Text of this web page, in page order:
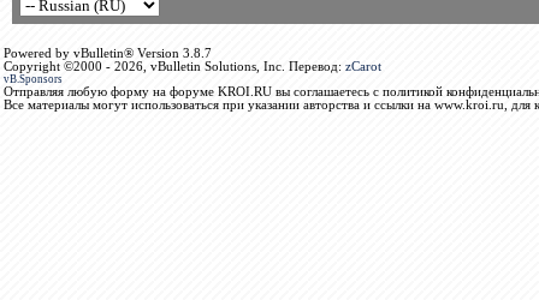
Powered by vBulletin® Version 3.8.7
Copyright ©2000 - 2026, vBulletin Solutions, Inc. Перевод: zCarot
vB.Sponsors
Отправляя любую форму на форуме KROI.RU вы соглашаетесь с политикой
Все материалы могут использоваться при указании авторства и ссылки на www.kroi.ru, для